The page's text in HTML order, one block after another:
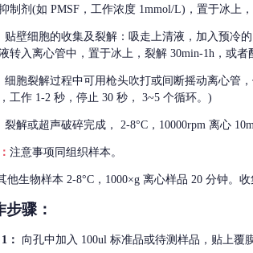
制剂(如 PMSF，工作浓度 1mmol/L)，置于冰上
贴壁细胞的收集及裂解：吸走上清液，加入预冷的
转入离心管中，置于冰上，裂解 30min-1h，或者
细胞裂解过程中可用枪头吹打或间断摇动离心管
工作 1-2 秒，停止 30 秒， 3~5 个循环。)
裂解或超声破碎完成， 2-8°C，10000rpm 离心
注意事项同组织样本。
他生物样本 2-8°C，1000×g 离心样品 20 分钟。
步骤：
1： 向孔中加入 100ul 标准品或待测样品，贴上覆